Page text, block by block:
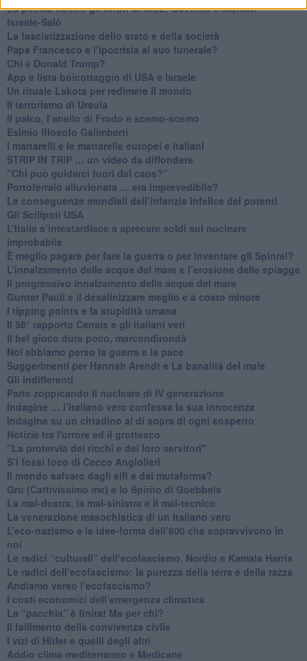
La poesia contro gli orrori di CISL, Governo e sionisti
Israele-Salò
​La fascistizzazione dello stato e della società
Papa Francesco e l’ipocrisia al suo funerale?
​Chi è Donald Trump?
App e lista boicottaggio di USA e Israele
​Un rituale Lakota per redimere il mondo
Il terrorismo di Ursula
​Il palco, l’anello di Frodo e scemo-scemo
Esimio filosofo Galimberti
​I mattarelli e le mattarelle europei e italiani
​STRIP IN TRIP … un video da diffondere
"Chi può guidarci fuori dal caos?"
​Portoferraio alluvionata … era imprevedibile?
Le conseguenze mondiali dell’infanzia infelice dei potenti
​Gli Scilipoti USA
L’Italia s’intestardisce a sprecare soldi sul nucleare
improbabile
È meglio pagare per fare la guerra o per inventare gli Spinrel?
​L’innalzamento delle acque del mare e l’erosione delle spiagge
​Il progressivo innalzamento delle acque del mare
​Gunter Pauli e il desalinizzare meglio e a costo minore
I tipping points e la stupidità umana
​Il 58° rapporto Censis e gli italiani veri
​Il bel gioco dura poco, marcondirondà
Noi abbiamo perso la guerra e la pace
Suggerimenti per Hannah Arendt e La banalità del male
​Gli indifferenti
Parte zoppicando il nucleare di IV generazione
​Indagine … l’italiano vero confessa la sua innocenza
Indagine su un cittadino al di sopra di ogni sospetto
Notizie tra l'orrore ed il grottesco
"La protervia dei ricchi e dei loro servitori"
S’i fossi foco di Cecco Angiolieri
​Il mondo salvato dagli elfi e dai mutaforma?
Gru (Cattivissimo me) e lo Spirito di Goebbels
​La mal-destra, la mal-sinistra e il mal-tecnico
​La venerazione masochistica di un italiano vero
​L’eco-nazismo e le idee-forma dell’800 che sopravvivono in
noi
​Le radici “culturali” dell’ecofascismo, Nordio e Kamala Harris
Le radici dell’ecofascismo: la purezza della terra e della razza
Andiamo verso l’ecofascismo?
I costi economici dell’emergenza climatica
​La “pacchia” è finita! Ma per chi?
​Il fallimento della convivenza civile
​I vizi di Hitler e quelli degli altri
Addio clima mediterraneo e Medicane